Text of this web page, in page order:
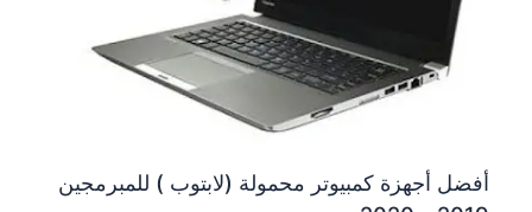
أفضل أجهزة كمبيوتر محمولة (لابتوب ) للمبرمجين